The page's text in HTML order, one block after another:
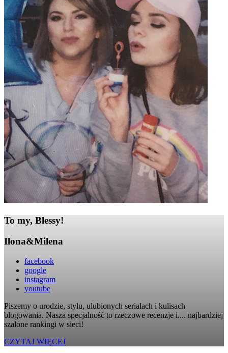
To my, Blessy!
Ilona&Milena
facebook
google
instagram
youtube
Piszemy o urodzie, stylu, ulubionych serialach i kulisach
blogowania. Nasza specjalność to rzeczowe recenzje i.... najbardziej
szalone rankingi w sieci!
CZYTAJ WIĘCEJ